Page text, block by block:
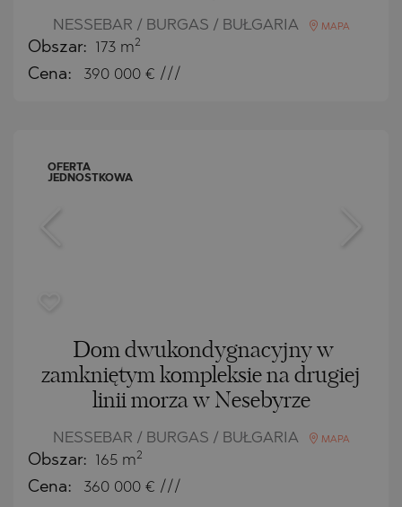
NESSEBAR / BURGAS / BUŁGARIA MAPA
Obszar: 173 m2
Cena: 390 000 € ///
OFERTA
JEDNOSTKOWA
Dom dwukondygnacyjny w
zamkniętym kompleksie na drugiej
linii morza w Nesebyrze
NESSEBAR / BURGAS / BUŁGARIA MAPA
Obszar: 165 m2
Cena: 360 000 € ///